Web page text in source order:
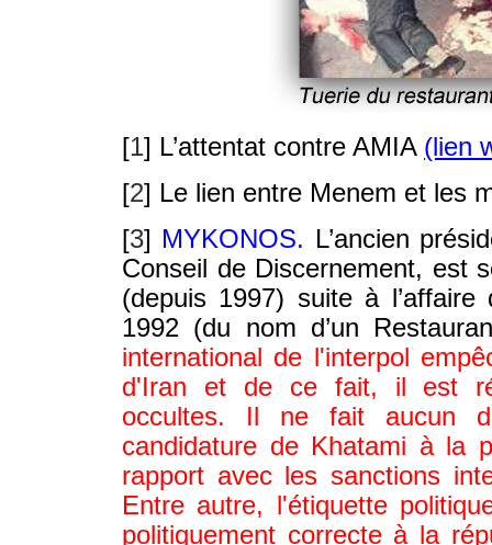
[1] L’attentat contre AMIA (lien
[2] Le lien entre Menem et les
[3] MYKONOS. L’ancien
Conseil de Discernement, est
(depuis 1997) suite à
1992 (du nom d’un
international de l'interpol
d'Iran et de ce fait, il est
occultes. Il ne fait aucun
candidature de Khatami à la
rapport avec les sanctions
Entre autre, l'étiquette
politiquement correcte à la